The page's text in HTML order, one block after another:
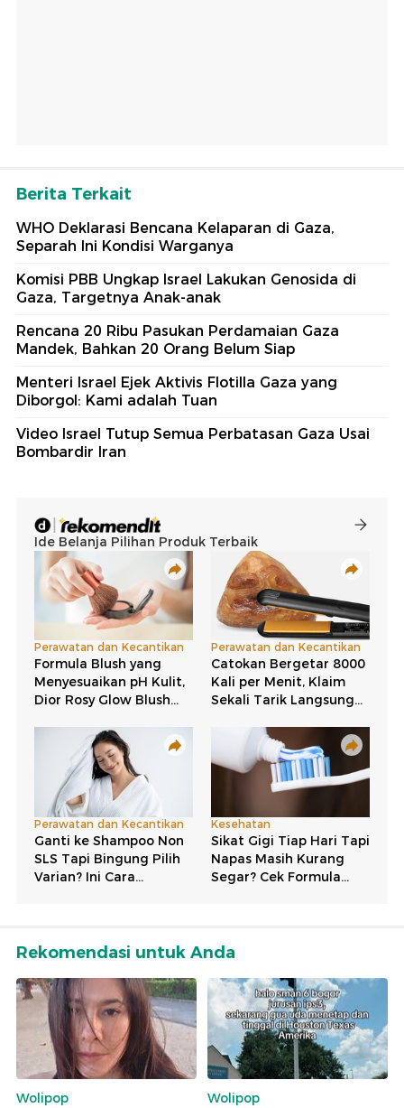
Berita Terkait
WHO Deklarasi Bencana Kelaparan di Gaza,
Separah Ini Kondisi Warganya
Komisi PBB Ungkap Israel Lakukan Genosida di
Gaza, Targetnya Anak-anak
Rencana 20 Ribu Pasukan Perdamaian Gaza
Mandek, Bahkan 20 Orang Belum Siap
Menteri Israel Ejek Aktivis Flotilla Gaza yang
Diborgol: Kami adalah Tuan
Video Israel Tutup Semua Perbatasan Gaza Usai
Bombardir Iran
Rekomendasi untuk Anda
Wolipop
Wolipop